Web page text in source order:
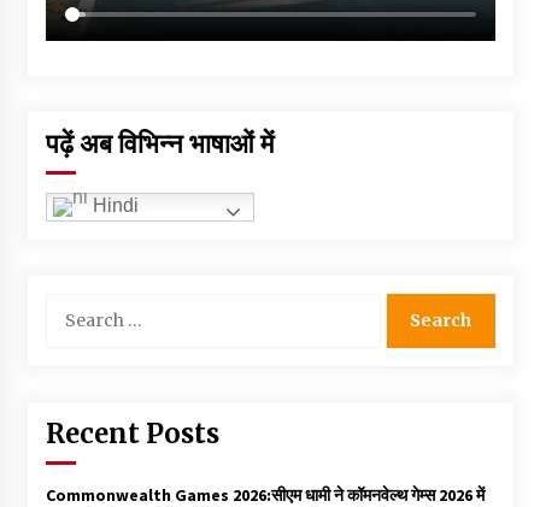
पढ़ें अब विभिन्न भाषाओं में
Hindi
for:
Recent Posts
Commonwealth Games 2026:सीएम धामी ने कॉमनवेल्थ गेम्स 2026 में